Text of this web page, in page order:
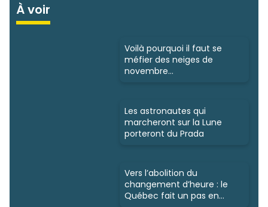
À voir
Voilà pourquoi il faut se
méfier des neiges de
novembre…
Les astronautes qui
marcheront sur la Lune
porteront du Prada
Vers l’abolition du
changement d’heure : le
Québec fait un pas en